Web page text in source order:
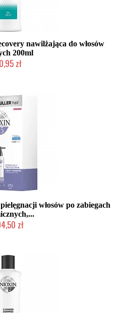
nawilżająca do włosów
200ml
zł
włosów po zabiegach
zł